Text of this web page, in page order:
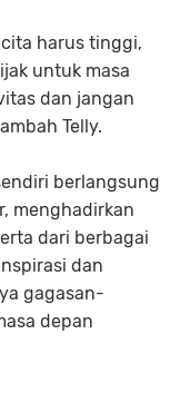
cita harus tinggi,
untuk masa
dan jangan
Telly.
berlangsung
menghadirkan
dari berbagai
dan
gagasan-
depan